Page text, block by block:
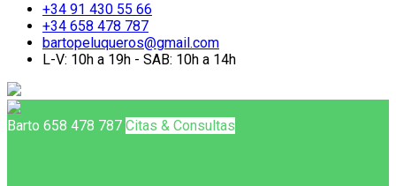
+34 91 430 55 66
+34 658 478 787
bartopeluqueros@gmail.com
L-V: 10h a 19h - SAB: 10h a 14h
Barto 658 478 787 Citas & Consultas